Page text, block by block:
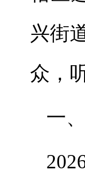
兴街
众，
一